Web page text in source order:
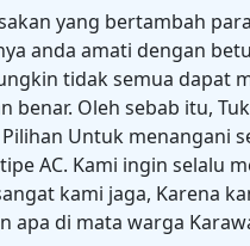
yang bertambah
anda amati dengan
tidak semua dapat
benar. Oleh sebab itu,
Pilihan Untuk menangani
AC. Kami ingin selalu
kami jaga, Karena
apa di mata warga